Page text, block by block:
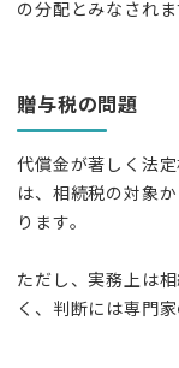
の分配とみなされま
贈与税の問題
代償金が著しく法
は、相続税の対象
ります。
ただし、実務上は
く、判断には専門